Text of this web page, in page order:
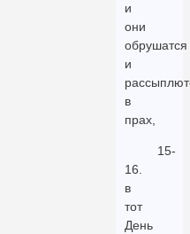
и
они
обрушатся
и
в
прах,
15-
16.
в
тот
День